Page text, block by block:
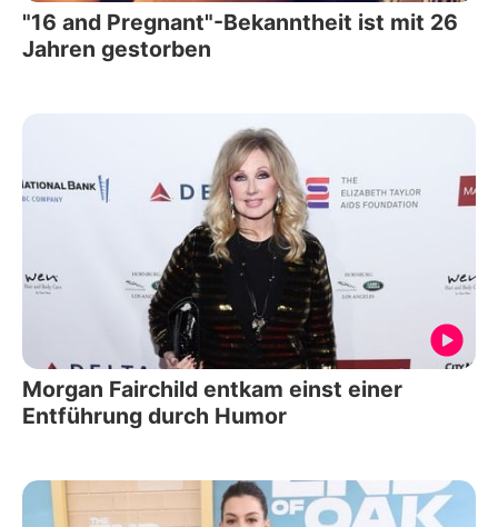
"16 and Pregnant"-Bekanntheit ist mit 26
Jahren gestorben
Morgan Fairchild entkam einst einer
Entführung durch Humor